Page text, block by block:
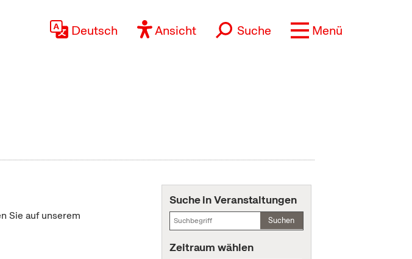
Deutsch Ansicht Suche Menü
Sie auf unserem
Suche in Veranstaltungen
Suchen
Zeitraum wählen